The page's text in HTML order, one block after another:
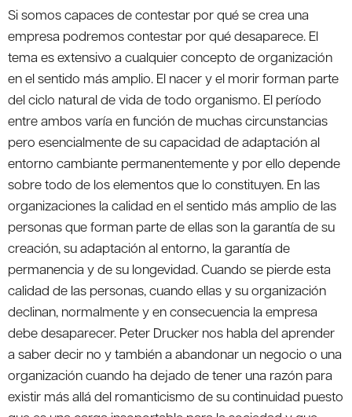
Si somos capaces de contestar por qué se crea una
empresa podremos contestar por qué desaparece. El
tema es extensivo a cualquier concepto de organización
en el sentido más amplio. El nacer y el morir forman parte
del ciclo natural de vida de todo organismo. El período
entre ambos varía en función de muchas circunstancias
pero esencialmente de su capacidad de adaptación al
entorno cambiante permanentemente y por ello depende
sobre todo de los elementos que lo constituyen. En las
organizaciones la calidad en el sentido más amplio de las
personas que forman parte de ellas son la garantía de su
creación, su adaptación al entorno, la garantía de
permanencia y de su longevidad. Cuando se pierde esta
calidad de las personas, cuando ellas y su organización
declinan, normalmente y en consecuencia la empresa
debe desaparecer. Peter Drucker nos habla del aprender
a saber decir no y también a abandonar un negocio o una
organización cuando ha dejado de tener una razón para
existir más allá del romanticismo de su continuidad puesto